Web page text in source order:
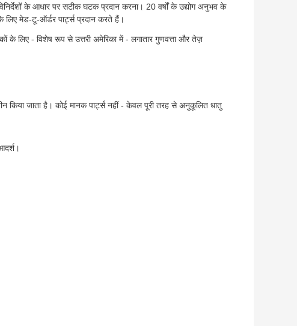
के आधार पर सटीक घटक प्रदान करना। 20 वर्षों के उद्योग अनुभव के
लिए मेड-टू-ऑर्डर पार्ट्स प्रदान करते हैं।
के लिए - विशेष रूप से उत्तरी अमेरिका में - लगातार गुणवत्ता और तेज़
किया जाता है। कोई मानक पार्ट्स नहीं - केवल पूरी तरह से अनुकूलित धातु